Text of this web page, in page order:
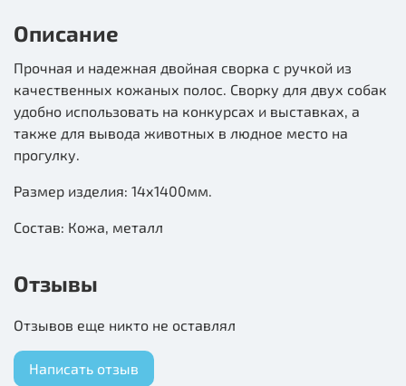
Описание
Прочная и надежная двойная сворка с ручкой из
качественных кожаных полос. Сворку для двух собак
удобно использовать на конкурсах и выставках, а
также для вывода животных в людное место на
прогулку.
Размер изделия: 14х1400мм.
Состав: Кожа, металл
Отзывы
Отзывов еще никто не оставлял
Написать отзыв